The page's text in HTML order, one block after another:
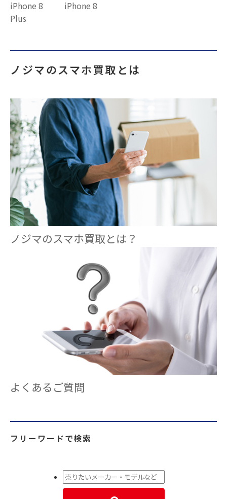
iPhone 8
Plus
iPhone 8
ノジマのスマホ買取とは
ノジマのスマホ買取とは？
よくあるご質問
フリーワードで検索